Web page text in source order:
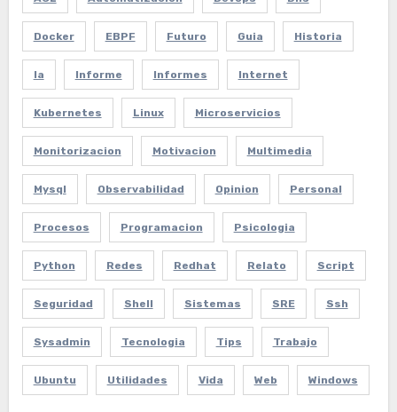
Docker EBPF Futuro Guia Historia
Ia Informe Informes Internet
Kubernetes Linux Microservicios
Monitorizacion Motivacion Multimedia
Mysql Observabilidad Opinion Personal
Procesos Programacion Psicologia
Python Redes Redhat Relato Script
Seguridad Shell Sistemas SRE Ssh
Sysadmin Tecnologia Tips Trabajo
Ubuntu Utilidades Vida Web Windows